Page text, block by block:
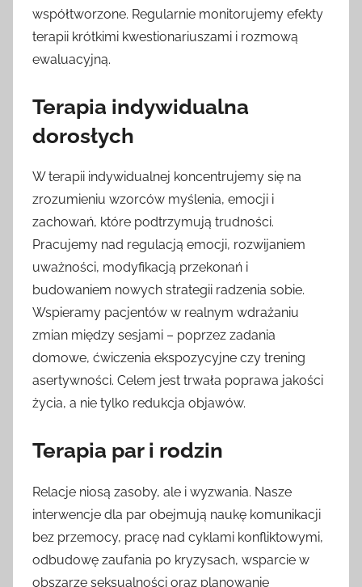
współtworzone. Regularnie monitorujemy efekty
terapii krótkimi kwestionariuszami i rozmową
ewaluacyjną.
Terapia indywidualna
dorosłych
W terapii indywidualnej koncentrujemy się na
zrozumieniu wzorców myślenia, emocji i
zachowań, które podtrzymują trudności.
Pracujemy nad regulacją emocji, rozwijaniem
uważności, modyfikacją przekonań i
budowaniem nowych strategii radzenia sobie.
Wspieramy pacjentów w realnym wdrażaniu
zmian między sesjami – poprzez zadania
domowe, ćwiczenia ekspozycyjne czy trening
asertywności. Celem jest trwała poprawa jakości
życia, a nie tylko redukcja objawów.
Terapia par i rodzin
Relacje niosą zasoby, ale i wyzwania. Nasze
interwencje dla par obejmują naukę komunikacji
bez przemocy, pracę nad cyklami konfliktowymi,
odbudowę zaufania po kryzysach, wsparcie w
obszarze seksualności oraz planowanie